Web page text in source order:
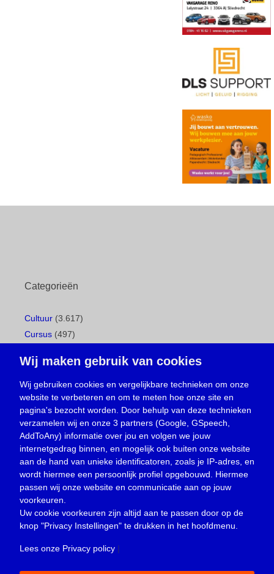
Categorieën
Cultuur (3.617)
Cursus (497)
Gemeentepagina(104)
Ingezonden brief(539)
Media(156)
Nieuws (23.330)
Oproep(734)
Overlijden(39)
Podcast(18)
prijsvraag (5)
Religie (1.438)
Service(226)
Wij maken gebruik van cookies
Wij gebruiken cookies en vergelijkbare technieken om onze
website te verbeteren en om te meten hoe onze site en
pagina's bezocht worden. Door behulp van deze technieken
verzamelen wij en onze 3 partners (Google, GSpeech,
AddToAny) informatie over jou en volgen we jouw
internetgedrag binnen, en mogelijk ook buiten onze website
aan de hand van unieke identificatoren, zoals je IP-adres, en
wordt hiermee een persoonlijk profiel opgebouwd. Hiermee
passen wij onze website en communicatie aan op jouw
voorkeuren.
Uw cookie voorkeuren zijn altijd aan te passen door op de
knop "Privacy Instellingen" te drukken in het hoofdmenu.
Lees onze Privacy policy |